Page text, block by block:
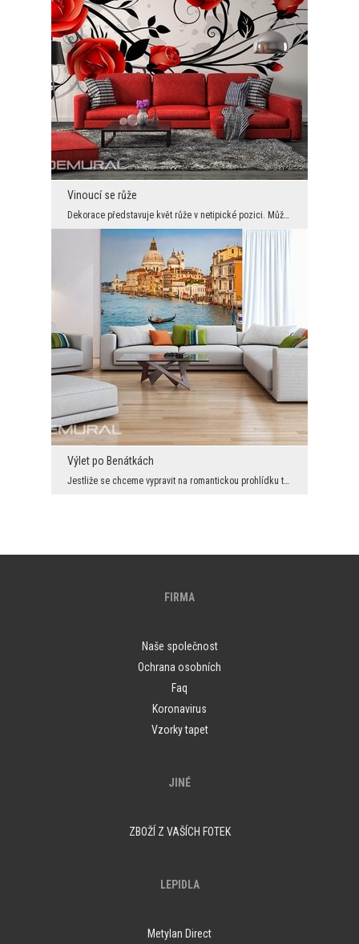
Vinoucí se růže
Dekorace představuje květ růže v netipické pozici. Můžeme se domýšlet, že je to jedna větvička, t...
Výlet po Benátkách
Jestliže se chceme vypravit na romantickou prohlídku tohoto malebného města pak jedině gondolou. ...
FIRMA
Naše společnost
Ochrana osobních
Faq
Koronavirus
Vzorky tapet
JINÉ
ZBOŽÍ Z VAŠÍCH FOTEK
LEPIDLA
Metylan Direct